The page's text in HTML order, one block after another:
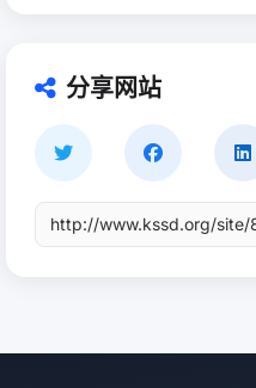
分享网站